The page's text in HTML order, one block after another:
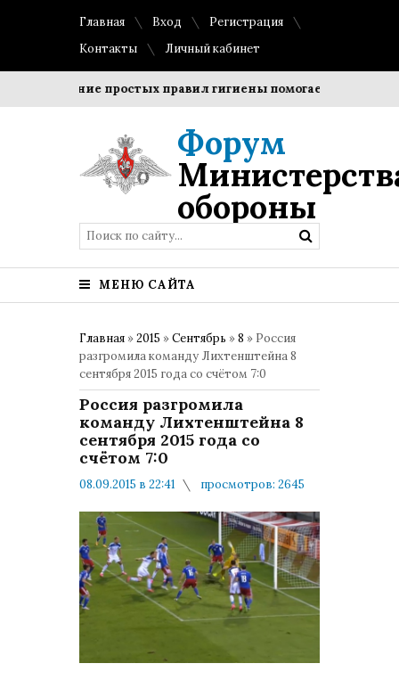
Главная Вход
Регистрация
Контакты
Личный кабинет
простых правил гигиены помогает сохранить
Форум
обороны
МЕНЮ САЙТА
Главная »2015 »Сентябрь »8 » Россия
разгромила команду Лихтенштейна 8
сентября 2015 года со счётом 7:0
Россия разгромила
команду Лихтенштейна 8
сентября 2015 года со
счётом 7:0
08.09.2015 в 22:41
просмотров: 2645
В стране и в Мире